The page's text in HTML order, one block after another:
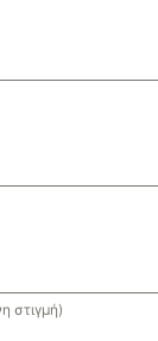
στιγμή)